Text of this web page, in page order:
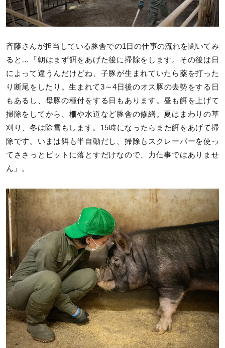
斉藤さんが担当している豚舎での1日の仕事の流れを聞いてみ
ると…「朝はまず餌をあげた後に掃除をします。その後は日
によって違うんだけどね、子豚が生まれていたら薬を打った
り断尾をしたり。生まれて3～4日後のオス豚の去勢をする日
もあるし、母豚の種付をする日もあります。昼も餌を上げて
掃除をしてから、柵や水道など豚舎の修繕。夏はまわりの草
刈り、冬は除雪もします。15時になったらまた餌をあげて掃
除です。いまは餌も半自動だし、掃除もスクレーパーを使っ
てささっとピットに落とすだけなので、力仕事ではありませ
ん」。